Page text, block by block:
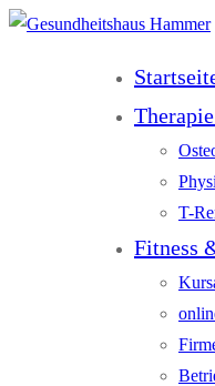
Therapie
T-
Fitness